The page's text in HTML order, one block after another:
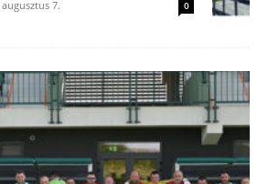
augusztus 7. 0